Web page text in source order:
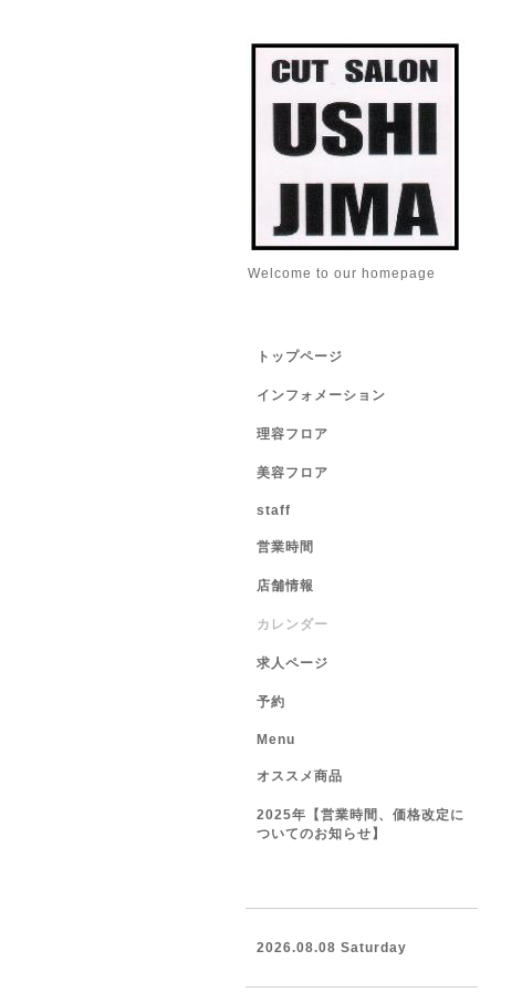
Welcome to our homepage
トップページ
インフォメーション
理容フロア
美容フロア
staff
営業時間
店舗情報
カレンダー
求人ページ
予約
Menu
オススメ商品
2025年【営業時間、価格改定に
ついてのお知らせ】
2026.08.08 Saturday